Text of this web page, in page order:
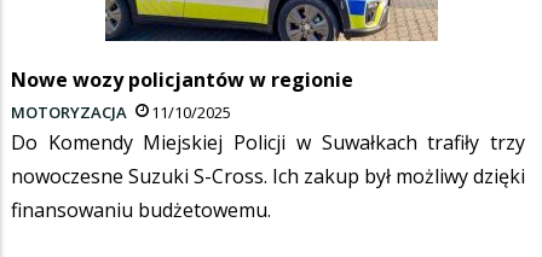
Nowe wozy policjantów w regionie
MOTORYZACJA 11/10/2025
Do Komendy Miejskiej Policji w Suwałkach trafiły trzy
nowoczesne Suzuki S-Cross. Ich zakup był możliwy dzięki
finansowaniu budżetowemu.